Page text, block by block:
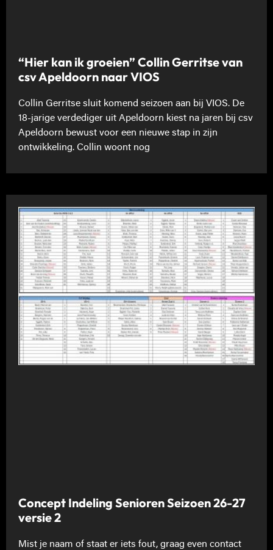
“Hier kan ik groeien” Collin Gerritse van
csv Apeldoorn naar VIOS
Collin Gerritse sluit komend seizoen aan bij VIOS. De
18-jarige verdediger uit Apeldoorn kiest na jaren bij csv
Apeldoorn bewust voor een nieuwe stap in zijn
ontwikkeling. Collin woont nog
Concept Indeling Senioren Seizoen 26-27
versie 2
Mist je naam of staat er iets fout, graag even contact